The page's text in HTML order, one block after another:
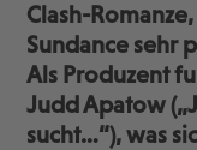
Clash-
Sundance sehr
Als Produzent
Judd Apatow
sucht…“), was